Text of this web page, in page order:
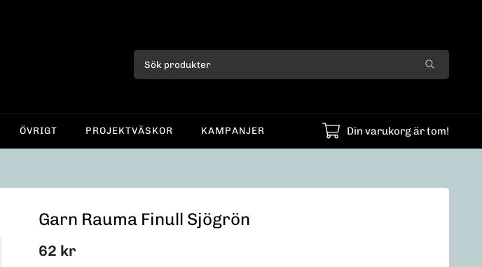
ÖVRIGT PROJEKTVÄSKOR KAMPANJER Din varukorg är tom!
Garn Rauma Finull Sjögrön
62 kr